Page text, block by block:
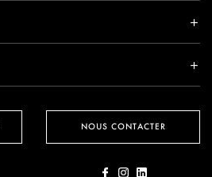
NOUS CONTACTER